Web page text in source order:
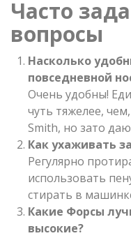
Часто
вопросы
Насколько
повседневной
Очень удобны!
чуть тяжелее,
Smith, но зато
Как ухаживать
Регулярно
использовать
стирать в
Какие Форсы
высокие?